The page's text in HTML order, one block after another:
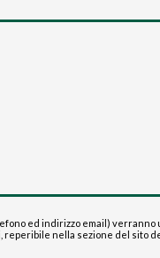
ed indirizzo email)
nella sezione del sito